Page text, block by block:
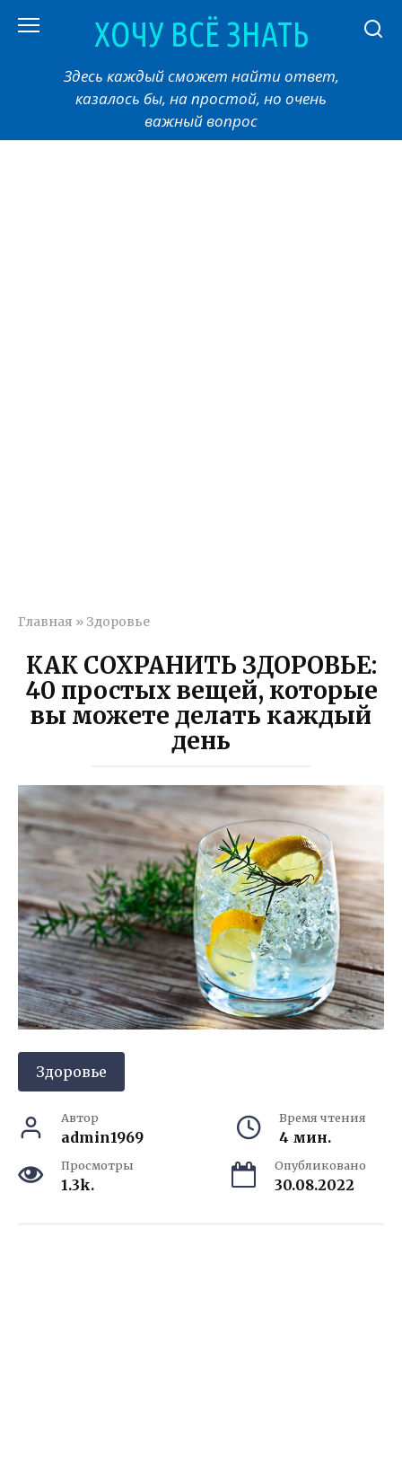
ХОЧУ ВСЁ ЗНАТЬ
Здесь каждый сможет найти ответ,
казалось бы, на простой, но очень
важный вопрос
Главная » Здоровье
КАК СОХРАНИТЬ ЗДОРОВЬЕ:
40 простых вещей, которые
вы можете делать каждый
день
Здоровье
Автор
admin1969
Время чтения
4 мин.
Просмотры
1.3k.
Опубликовано
30.08.2022